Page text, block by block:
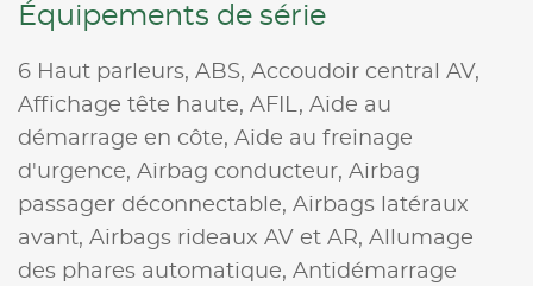
Équipements de série
6 Haut parleurs, ABS, Accoudoir central AV,
Affichage tête haute, AFIL, Aide au
démarrage en côte, Aide au freinage
d'urgence, Airbag conducteur, Airbag
passager déconnectable, Airbags latéraux
avant, Airbags rideaux AV et AR, Allumage
des phares automatique, Antidémarrage